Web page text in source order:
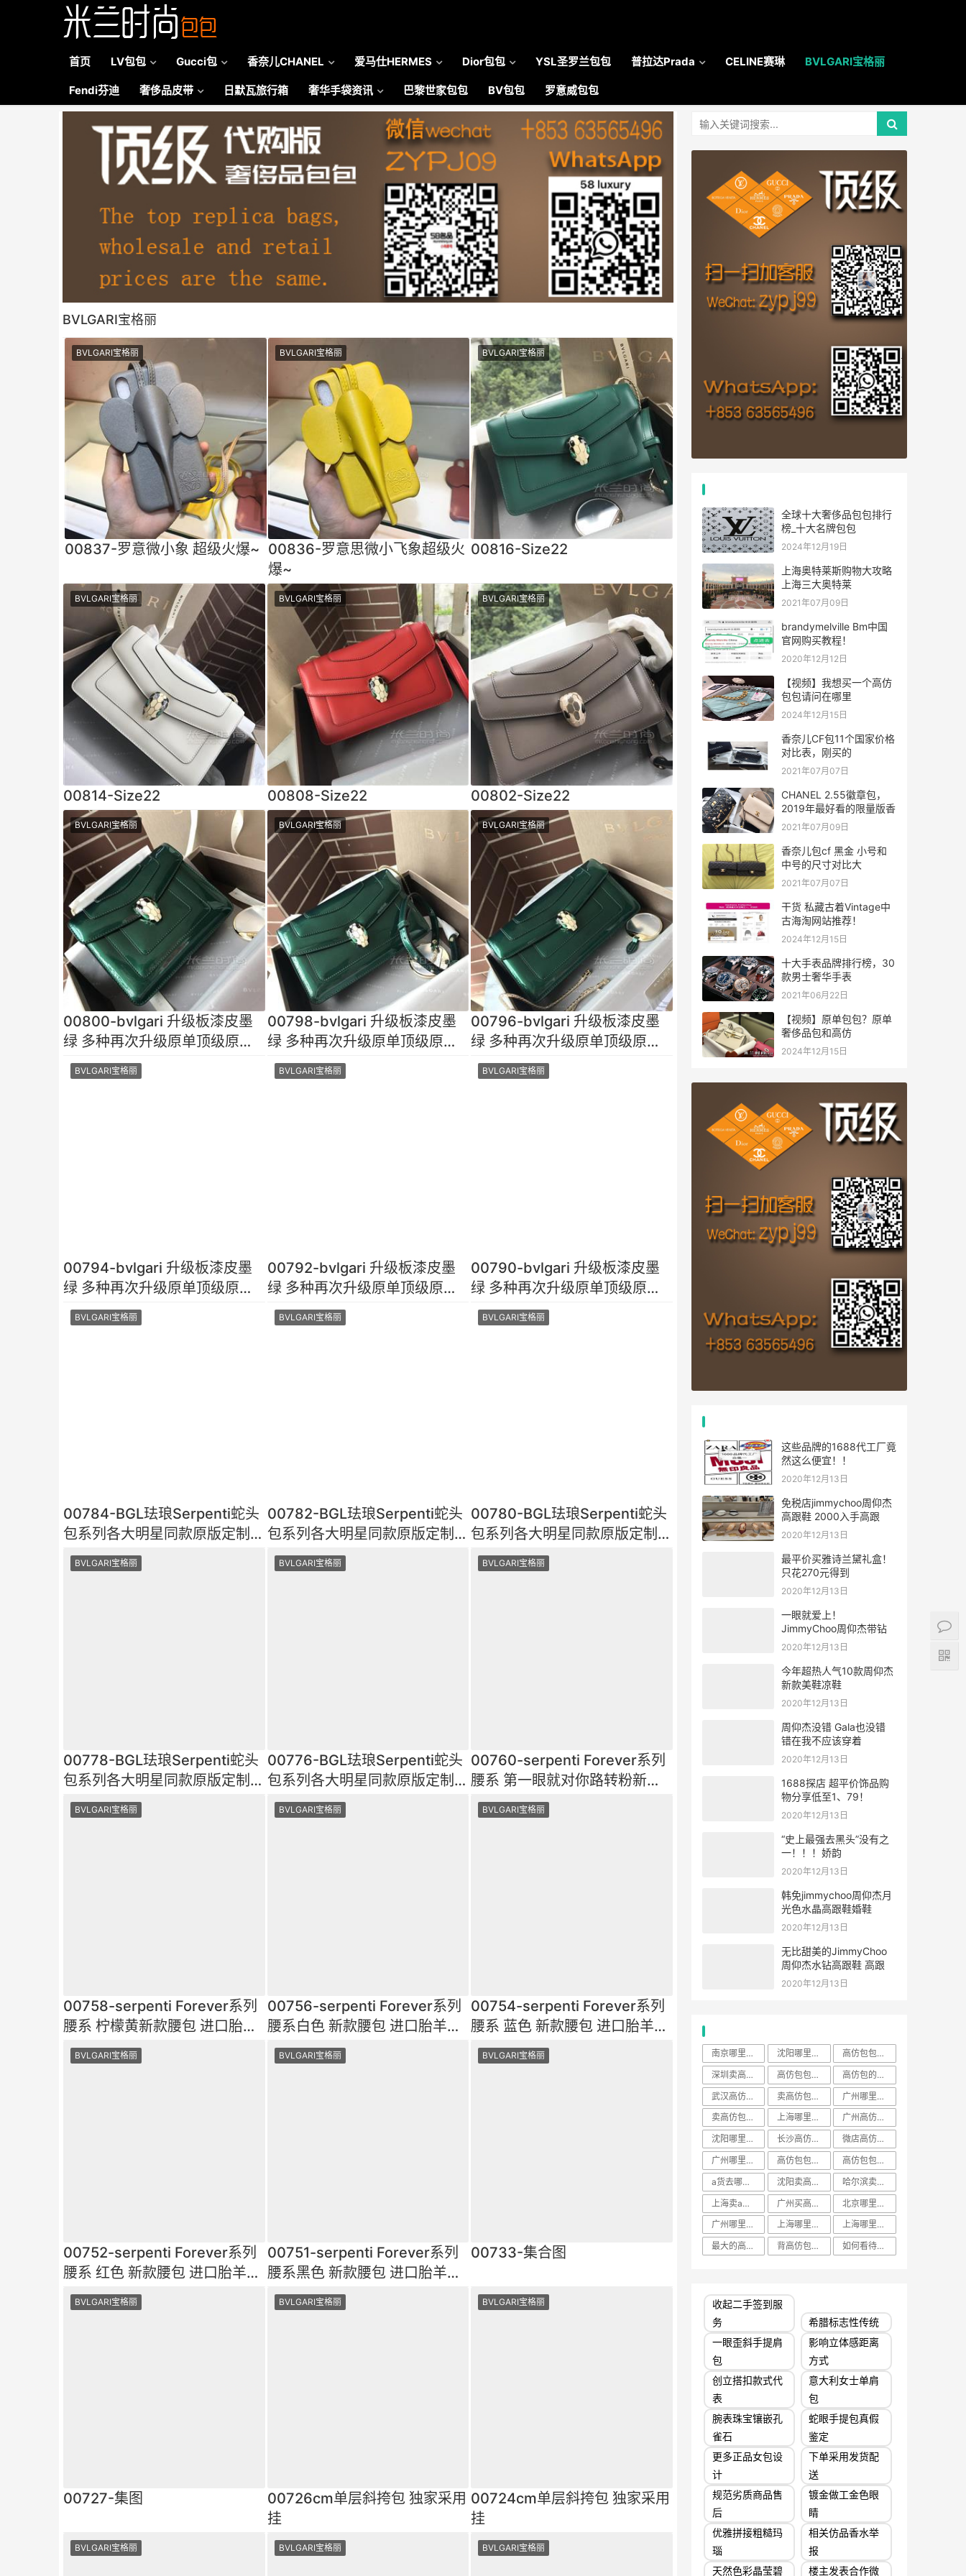
首页 LV包包 Gucci包 香奈儿CHANEL 爱马仕HERMES Dior包包 YSL圣罗兰包包 普拉达Prada CELINE赛琳 BVLGARI宝格丽
Fendi芬迪 奢侈品皮带 日默瓦旅行箱 奢华手袋资讯 巴黎世家包包 BV包包 罗意威包包
BVLGARI宝格丽
BVLGARI宝格丽
00837-罗意微小象 超级火爆~
BVLGARI宝格丽
00836-罗意思微小飞象超级火
爆~
BVLGARI宝格丽
00816-Size22
BVLGARI宝格丽
00814-Size22
BVLGARI宝格丽
00808-Size22
BVLGARI宝格丽
00802-Size22
BVLGARI宝格丽
00800-bvlgari 升级板漆皮墨
绿 多种再次升级原单顶级原厂
小牛皮皮面光泽细腻 手
BVLGARI宝格丽
00798-bvlgari 升级板漆皮墨
绿 多种再次升级原单顶级原厂
小牛皮皮面光泽细腻 手
BVLGARI宝格丽
00796-bvlgari 升级板漆皮墨
绿 多种再次升级原单顶级原厂
小牛皮皮面光泽细腻 手
BVLGARI宝格丽
00794-bvlgari 升级板漆皮墨
绿 多种再次升级原单顶级原厂
小牛皮皮面光泽细腻 手
BVLGARI宝格丽
00792-bvlgari 升级板漆皮墨
绿 多种再次升级原单顶级原厂
小牛皮皮面光泽细腻 手
BVLGARI宝格丽
00790-bvlgari 升级板漆皮墨
绿 多种再次升级原单顶级原厂
小牛皮皮面光泽细腻 手
BVLGARI宝格丽
00784-BGL珐琅Serpenti蛇头
包系列各大明星同款原版定制完
美复刻顶级工艺进口原厂
BVLGARI宝格丽
00782-BGL珐琅Serpenti蛇头
包系列各大明星同款原版定制完
美复刻顶级工艺进口原厂
BVLGARI宝格丽
00780-BGL珐琅Serpenti蛇头
包系列各大明星同款原版定制完
美复刻顶级工艺进口原厂
BVLGARI宝格丽
00778-BGL珐琅Serpenti蛇头
包系列各大明星同款原版定制完
美复刻顶级工艺进口原厂
BVLGARI宝格丽
00776-BGL珐琅Serpenti蛇头
包系列各大明星同款原版定制完
美复刻顶级工艺进口原厂
BVLGARI宝格丽
00760-serpenti Forever系列
腰系 第一眼就对你路转粉新款
腰包 进口胎羊皮绗缝
BVLGARI宝格丽
00758-serpenti Forever系列
腰系 柠檬黄新款腰包 进口胎羊
皮绗缝 国际知名明星i
BVLGARI宝格丽
00756-serpenti Forever系列
腰系白色 新款腰包 进口胎羊皮
绗缝 国际知名明星ins
BVLGARI宝格丽
00754-serpenti Forever系列
腰系 蓝色 新款腰包 进口胎羊皮
绗缝 国际知名明星ins
BVLGARI宝格丽
00752-serpenti Forever系列
腰系 红色 新款腰包 进口胎羊皮
绗缝 国际知名明星ins
BVLGARI宝格丽
00751-serpenti Forever系列
腰系黑色 新款腰包 进口胎羊皮
绗缝 国际知名明星ins
BVLGARI宝格丽
00733-集合图
BVLGARI宝格丽
00727-集图
BVLGARI宝格丽
00726cm单层斜挎包 独家采用
挂
BVLGARI宝格丽
00724cm单层斜挎包 独家采用
挂
BVLGARI宝格丽 BVLGARI宝格丽 BVLGARI宝格丽
全球十大奢侈品包包排行
榜_十大名牌包包
2024年12月19日
上海奥特莱斯购物大攻略
上海三大奥特莱
2021年07月09日
brandymelville Bm中国
官网购买教程！
2020年12月12日
【视频】我想买一个高仿
包包请问在哪里
2024年12月15日
香奈儿CF包11个国家价格
对比表，刚买的
2021年07月07日
CHANEL 2.55徽章包，
2019年最好看的限量版香
2021年07月09日
香奈儿包cf 黑金 小号和
中号的尺寸对比大
2021年07月07日
干货 私藏古着Vintage中
古海淘网站推荐！
2024年12月15日
十大手表品牌排行榜，30
款男士奢华手表
2021年06月22日
【视频】原单包包？原单
奢侈品包和高仿
2024年12月15日
这些品牌的1688代工厂竟
然这么便宜！！
2020年12月13日
免税店jimmychoo周仰杰
高跟鞋 2000入手高跟
2020年12月13日
最平价买雅诗兰黛礼盒！
只花270元得到
2020年12月13日
一眼就爱上！
JimmyChoo周仰杰带钻
高跟凉鞋
2020年12月13日
今年超热人气10款周仰杰
新款美鞋凉鞋
2020年12月13日
周仰杰没错 Gala也没错
错在我不应该穿着
2020年12月13日
1688探店 超平价饰品购
物分享低至1、79！
2020年12月13日
“史上最强去黑头”没有之
一！！！娇韵
2020年12月13日
韩免jimmychoo周仰杰月
光色水晶高跟鞋婚鞋
2020年12月13日
无比甜美的JimmyChoo
周仰杰水钻高跟鞋 高跟
2020年12月13日
南京哪里卖a货的地方 沈阳哪里买包包好
高仿包包在哪里找
深圳卖高仿的地方
高仿包包多少钱一个
高仿包的款式
武汉高仿包包实体店
卖高仿包怎么介绍自己
广州哪里卖高仿包包
卖高仿包包的网站
上海哪里有卖a货的地方
广州高仿包什么价格
沈阳哪里买包的地方多
长沙高仿包包
微店高仿包包质量怎么样
广州哪里买高仿包包
高仿包包在哪里买多少钱
高仿包包多少钱
a货去哪里买
沈阳卖高仿的都在哪
哈尔滨卖高仿一条街
上海卖a货的地方老外喜欢的
广州买高仿包在哪里买最多
北京哪里有卖高仿运动的
广州哪里有卖高仿a货的
上海哪里有卖高仿包包的地方
上海哪里买包包比较好
最大的高仿包网站
背高仿包可耻吗 如何看待背高仿包
收起二手签到服
务
希腊标志性传统
一眼歪斜手提肩
包
影响立体感距离
方式
创立搭扣款式代
表
意大利女士单肩
包
腕表珠宝镶嵌孔
雀石
蛇眼手提包真假
鉴定
更多正品女包设
计
下单采用发货配
送
规范劣质商品售
后
镀金做工金色眼
睛
优雅拼接粗糙玛
瑙
相关仿品香水举
报
天然色彩晶莹碧
楼主发表合作微